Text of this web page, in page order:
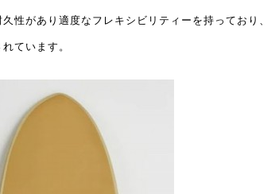
性があり適度なフレキシビリティーを持っており、
ています。